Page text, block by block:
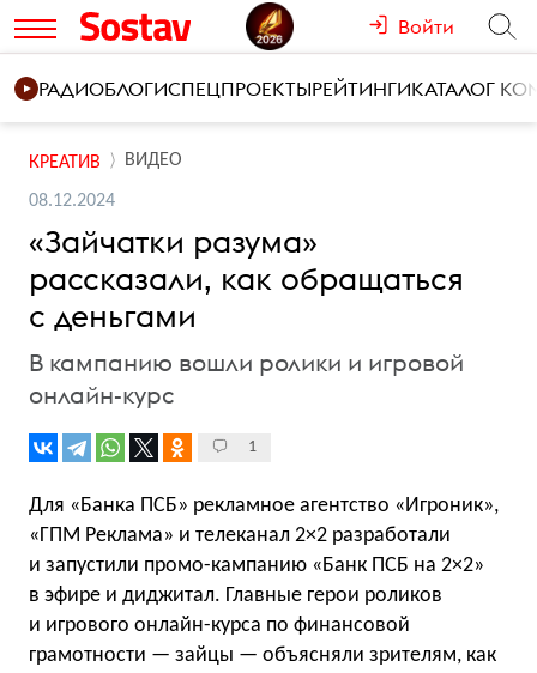
Войти
РАДИОБЛОГИСПЕЦПРОЕКТЫРЕЙТИНГИКАТАЛОГ
КРЕАТИВ ВИДЕО
08.12.2024
«Зайчатки разума»
рассказали, как обращаться
с деньгами
В кампанию вошли ролики и игровой
онлайн-курс
1
Для «Банка ПСБ» рекламное агентство «Игроник»,
«ГПМ Реклама» и телеканал 2×2 разработали
и запустили промо-кампанию «Банк ПСБ на 2×2»
в эфире и диджитал. Главные герои роликов
и игрового онлайн-курса по финансовой
грамотности — зайцы — объясняли зрителям, как